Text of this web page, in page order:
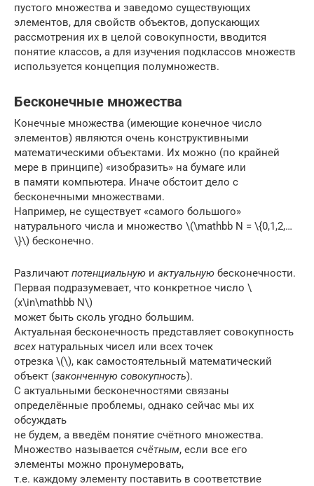
пустого множества и заведомо существующих
элементов, для свойств объектов, допускающих
рассмотрения их в целой совокупности, вводится
понятие классов, а для изучения подклассов множеств
используется концепция полумножеств.
Бесконечные множества
Конечные множества (имеющие конечное число
элементов) являются очень конструктивными
математическими объектами. Их можно (по крайней
мере в принципе) «изобразить» на бумаге или
в памяти компьютера. Иначе обстоит дело с
бесконечными множествами.
Например, не существует «самого большого»
натурального числа и множество \(\mathbb N = \{0,1,2,…
\}\) бесконечно.
Различают потенциальную и актуальную бесконечности.
Первая подразумевает, что конкретное число \
(x\in\mathbb N\)
может быть сколь угодно большим.
Актуальная бесконечность представляет совокупность
всех натуральных чисел или всех точек
отрезка \(\), как самостоятельный математический
объект (законченную совокупность).
С актуальными бесконечностями связаны
определённые проблемы, однако сейчас мы их
обсуждать
не будем, а введём понятие счётного множества.
Множество называется счётным, если все его
элементы можно пронумеровать,
т.е. каждому элементу поставить в соответствие